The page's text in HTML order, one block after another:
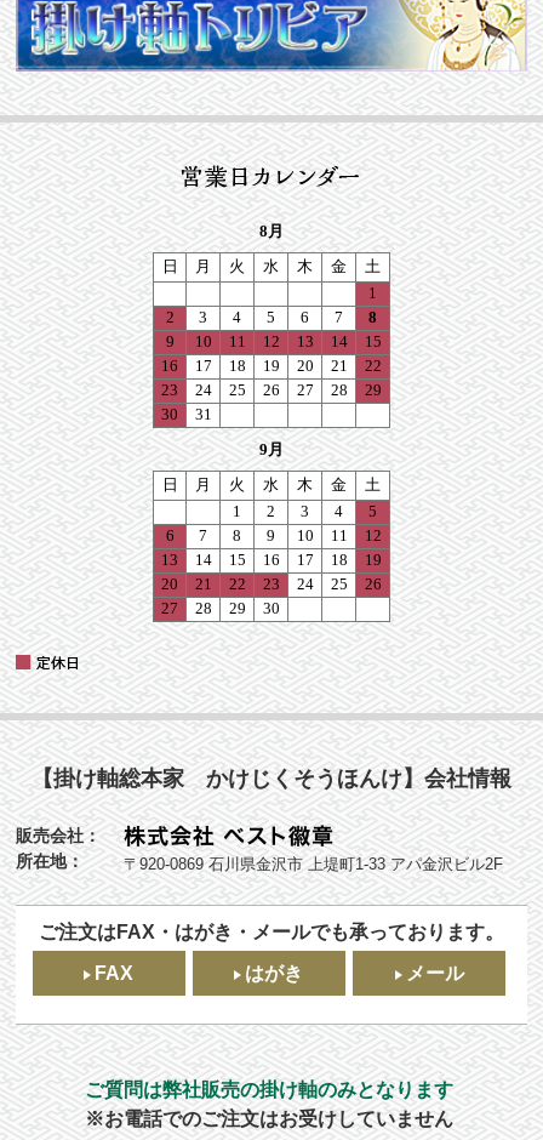
【掛け軸総本家 かけじくそうほんけ】会社情報
販売会社：
所在地：
〒920-0869 石川県金沢市 上堤町1-33 アパ金沢ビル2F
ご注文はFAX・はがき・メールでも承っております。
FAX
はがき メール
ご質問は弊社販売の掛け軸のみとなります
※お電話でのご注文はお受けしていません